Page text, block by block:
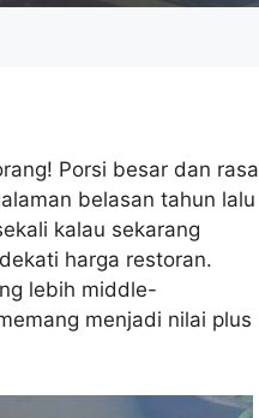
Porsi besar dan rasa
belasan tahun lalu
kalau sekarang
harga restoran.
lebih middle-
menjadi nilai plus